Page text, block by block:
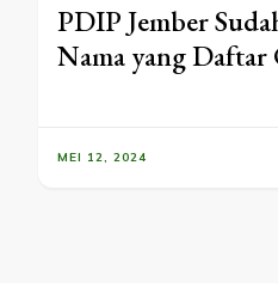
PDIP Jember
Nama yang Daftar
MEI 12, 2024